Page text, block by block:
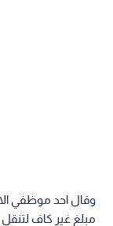
مبلغ غير كاف